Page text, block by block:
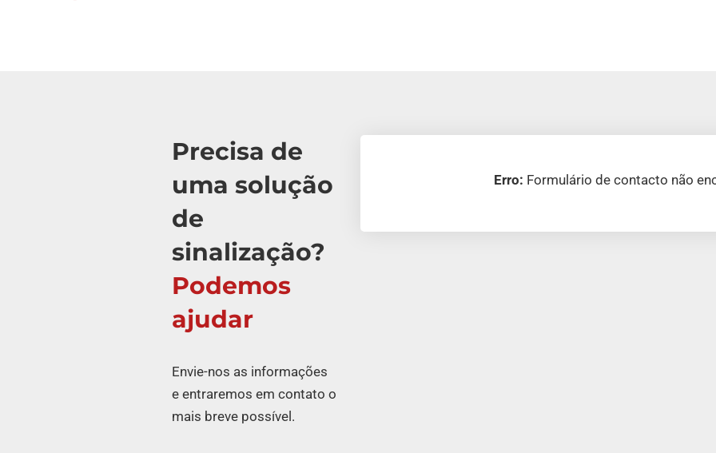
Precisa de
uma solução
de
sinalização?
Podemos
ajudar
Envie-nos as informações
e entraremos em contato o
mais breve possível.
Erro: Formulário de contacto não